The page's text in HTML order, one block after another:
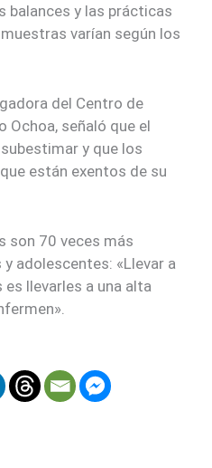
balances y las prácticas
varían según los
del Centro de
Ochoa, señaló que el
y que los
están exentos de su
son 70 veces más
adolescentes: «Llevar a
llevarles a una alta